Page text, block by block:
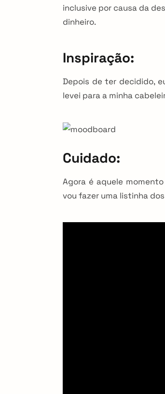
inclusive por causa da
dinheiro.
Inspiração:
Depois de ter decidido,
levei para a minha
Cuidado:
Agora é aquele
vou fazer uma listinha